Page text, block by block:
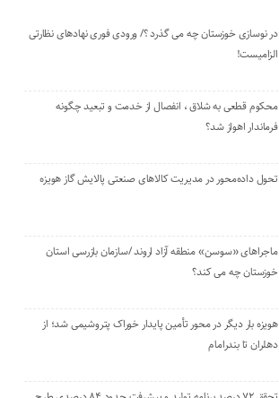
در نوسازی خوزستان چه می گذرد ؟/ ورودی فوری نهادهای نظارتی
الزامیست!
محکوم قطعی به شلاق ، انفصال از خدمت و تبعید چگونه
فرماندار اهواز شد؟
تحول داده‌محور در مدیریت کالاهای صنعتی پالایش گاز هویزه
ماجراهای «سوسن» منطقه آزاد اروند /سازمان بازرسی استان
خوزستان چه می کند؟
هویزه بار دیگر در محور تأمین پایدار خوراک پتروشیمی شد؛ از
دهلران تا بندرامام